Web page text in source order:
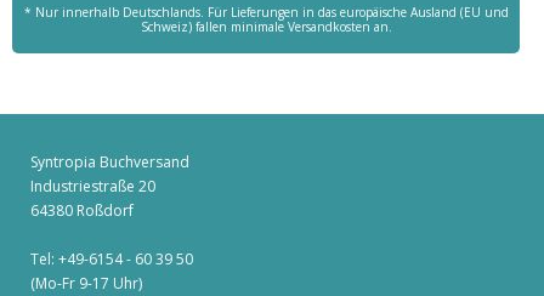
* Nur innerhalb Deutschlands. Für Lieferungen in das europäische Ausland (EU und
Schweiz) fallen minimale Versandkosten an.
Syntropia Buchversand
Industriestraße 20
64380 Roßdorf
Tel: +49-6154 - 60 39 50
(Mo-Fr 9-17 Uhr)